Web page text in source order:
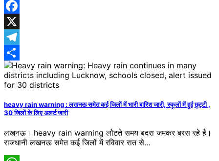
WhatsApp
Facebook
X
Telegram
Share
heavy rain warning : लखनऊ समेत कई जिलों में भारी बारिश जारी, स्कूलों में हुई छुट्टी ,
30 जिलों के लिए अलर्ट जारी
लखनऊ। heavy rain warning लौटते समय बदरा जमकर बरस रहे है।
राजधानी लखनऊ समेत कई जिलों में रविवार रात से…